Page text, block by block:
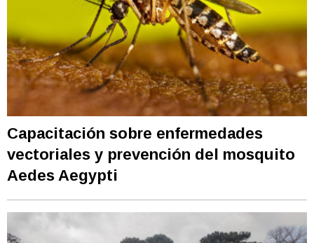
Capacitación sobre enfermedades
vectoriales y prevención del mosquito
Aedes Aegypti